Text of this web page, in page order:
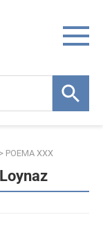
> POEMA XXX